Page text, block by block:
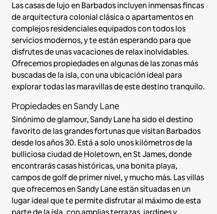
Las casas de lujo en Barbados incluyen inmensas fincas
de arquitectura colonial clásica o apartamentos en
complejos residenciales equipados con todos los
servicios modernos, y te están esperando para que
disfrutes de unas vacaciones de relax inolvidables.
Ofrecemos propiedades en algunas de las zonas más
buscadas de la isla, con una ubicación ideal para
explorar todas las maravillas de este destino tranquilo.
Propiedades en Sandy Lane
Sinónimo de glamour, Sandy Lane ha sido el destino
favorito de las grandes fortunas que visitan Barbados
desde los años 30. Está a solo unos kilómetros de la
bulliciosa ciudad de Holetown, en St James, donde
encontrarás casas históricas, una bonita playa,
campos de golf de primer nivel, y mucho más. Las villas
que ofrecemos en Sandy Lane están situadas en un
lugar ideal que te permite disfrutar al máximo de esta